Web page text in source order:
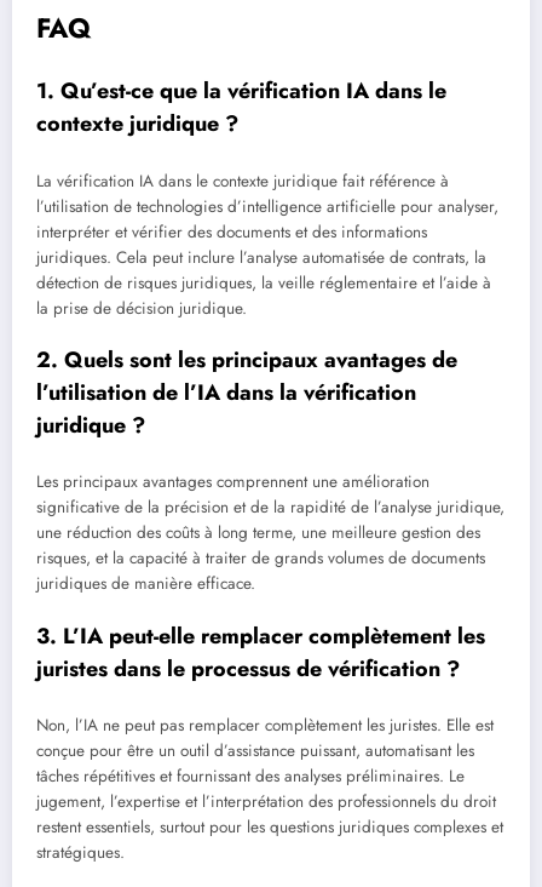
FAQ
1. Qu’est-ce que la vérification IA dans le
contexte juridique ?
La vérification IA dans le contexte juridique fait référence à
l’utilisation de technologies d’intelligence artificielle pour analyser,
interpréter et vérifier des documents et des informations
juridiques. Cela peut inclure l’analyse automatisée de contrats, la
détection de risques juridiques, la veille réglementaire et l’aide à
la prise de décision juridique.
2. Quels sont les principaux avantages de
l’utilisation de l’IA dans la vérification
juridique ?
Les principaux avantages comprennent une amélioration
significative de la précision et de la rapidité de l’analyse juridique,
une réduction des coûts à long terme, une meilleure gestion des
risques, et la capacité à traiter de grands volumes de documents
juridiques de manière efficace.
3. L’IA peut-elle remplacer complètement les
juristes dans le processus de vérification ?
Non, l’IA ne peut pas remplacer complètement les juristes. Elle est
conçue pour être un outil d’assistance puissant, automatisant les
tâches répétitives et fournissant des analyses préliminaires. Le
jugement, l’expertise et l’interprétation des professionnels du droit
restent essentiels, surtout pour les questions juridiques complexes et
stratégiques.